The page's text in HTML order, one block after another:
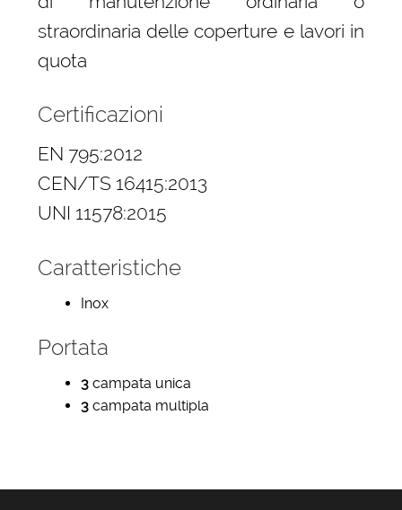
straordinaria delle coperture e lavori in
quota
Certificazioni
EN 795:2012
CEN/TS 16415:2013
UNI 11578:2015
Caratteristiche
Inox
Portata
3 campata unica
3 campata multipla